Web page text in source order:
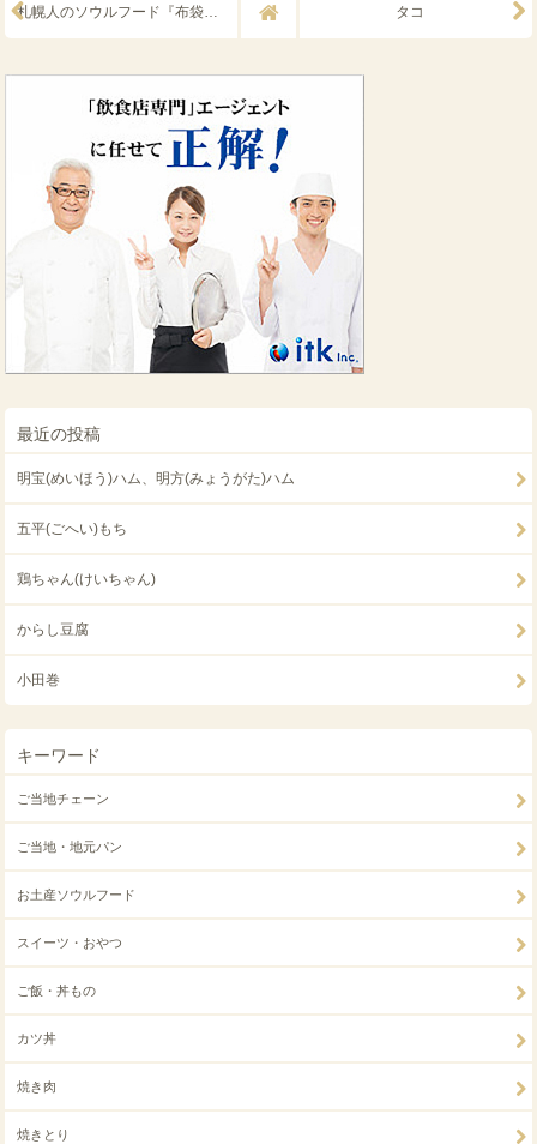
タコ
札幌人のソウルフード『布袋のザンギ』
最近の投稿
明宝(めいほう)ハム、明方(みょうがた)ハム
五平(ごへい)もち
鶏ちゃん(けいちゃん)
からし豆腐
小田巻
キーワード
ご当地チェーン
ご当地・地元パン
お土産ソウルフード
スイーツ・おやつ
ご飯・丼もの
カツ丼
焼き肉
焼きとり